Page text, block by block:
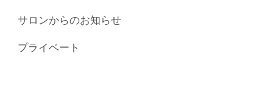
サロンからのお知らせ
プライベート